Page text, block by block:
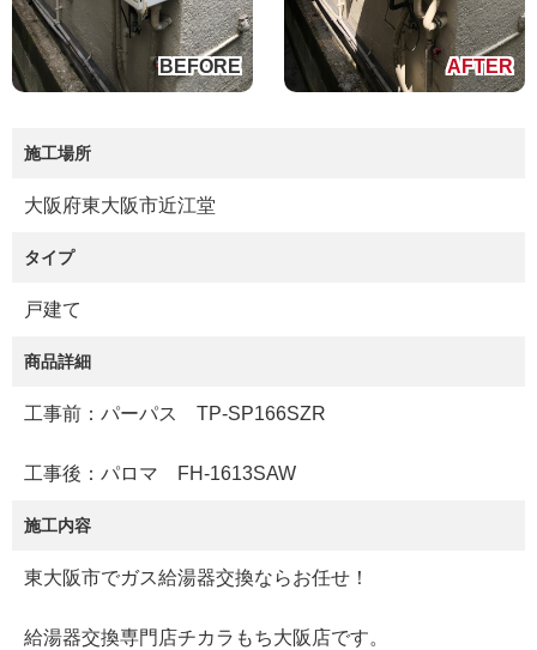
施工場所
大阪府東大阪市近江堂
タイプ
戸建て
商品詳細
工事前：パーパス TP-SP166SZR
工事後：パロマ FH-1613SAW
施工内容
東大阪市でガス給湯器交換ならお任せ！
給湯器交換専門店チカラもち大阪店です。